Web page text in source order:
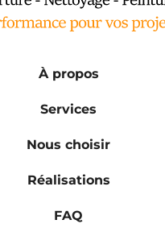
À propos
Services
Nous choisir
Réalisations
FAQ